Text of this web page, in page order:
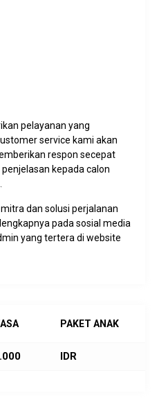
pelayanan yang
service kami akan
respon secepat
kepada calon
dan solusi perjalanan
pada sosial media
yang tertera di website
PAKET ANAK
IDR